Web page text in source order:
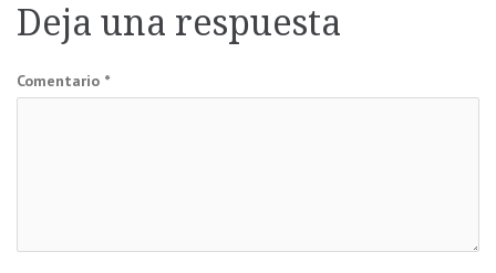
entradas
Deja una respuesta
Comentario *